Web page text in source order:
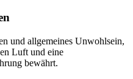
und allgemeines Unwohlsein,
Luft und eine
bewährt.